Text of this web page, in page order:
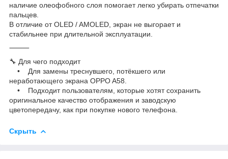
наличие олеофобного слоя помогает легко убирать отпечатки
пальцев.
В отличие от OLED / AMOLED, экран не выгорает и
стабильнее при длительной эксплуатации.
⸻
🔧 Для чего подходит
• Для замены треснувшего, потёкшего или
неработающего экрана OPPO A58.
• Подходит пользователям, которые хотят сохранить
оригинальное качество отображения и заводскую
цветопередачу, как при покупке нового телефона.
Скрыть